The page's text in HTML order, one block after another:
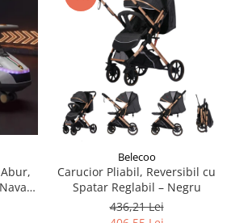
Belecoo
Carucior Pliabil, Reversibil cu
Spatar Reglabil – Negru
436,21 Lei